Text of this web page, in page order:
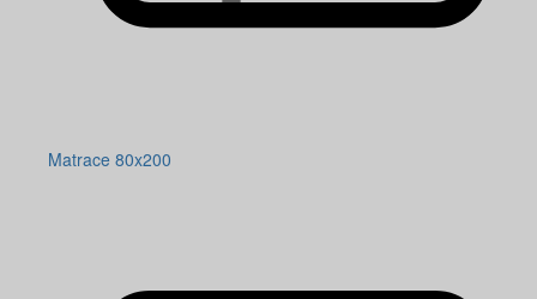
Matrace 80x200